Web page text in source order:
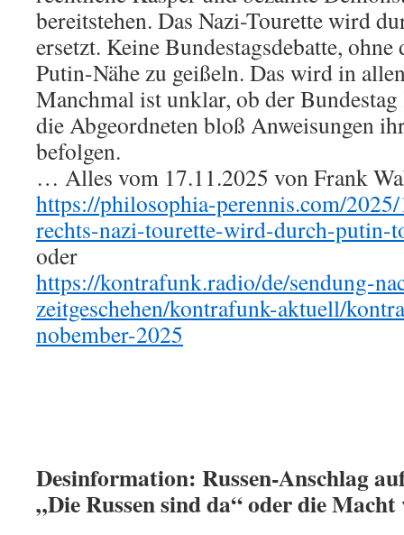
bereitstehen. Das Nazi-Tourette wird
ersetzt. Keine Bundestagsdebatte,
Putin-Nähe zu geißeln. Das wird in
Manchmal ist unklar, ob der
die Abgeordneten bloß Anweisungen
befolgen.
… Alles vom 17.11.2025 von Frank
https://philosophia-perennis.com/
rechts-nazi-tourette-wird-durch-putin-
oder
https://kontrafunk.radio/de/sendung-
zeitgeschehen/kontrafunk-aktuell/
nobember-2025
Desinformation: Russen-Anschlag
„Die Russen sind da“ oder die